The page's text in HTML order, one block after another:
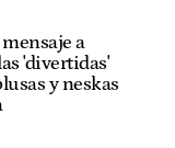
a
'divertidas'
y neskas